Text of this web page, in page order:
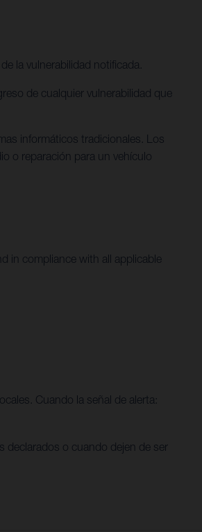
la vulnerabilidad notificada.
de cualquier vulnerabilidad que
informáticos tradicionales. Los
o reparación para un vehículo
in compliance with all applicable
Cuando la señal de alerta:
declarados o cuando dejen de ser